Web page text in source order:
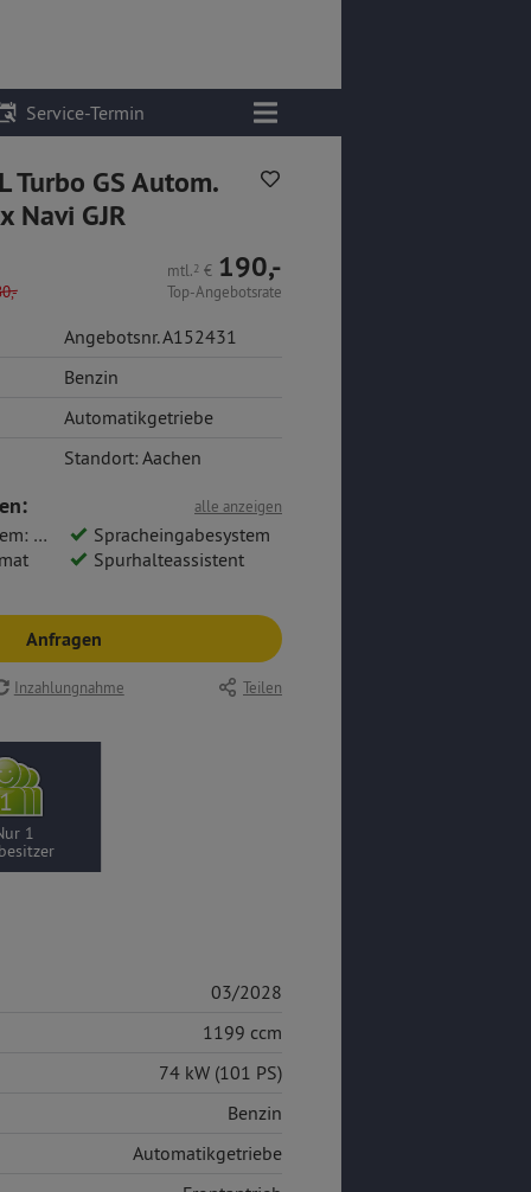
Service-Termin
Turbo GS Autom.
Navi GJR
mtl.2 € 190,-
Top-Angebotsrate
Angebotsnr. A152431
Benzin
Automatikgetriebe
Standort: Aachen
alle anzeigen
10
Spracheingabesystem
Spurhalteassistent
Anfragen
Inzahlungnahme Teilen
1
03/2028
1199 ccm
74 kW (101 PS)
Benzin
Automatikgetriebe